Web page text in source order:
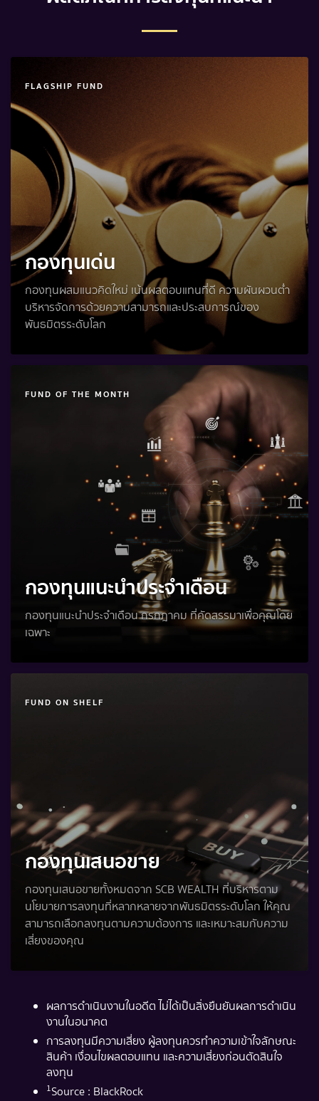
FLAGSHIP FUND
กองทุนเด่น
กองทุนผสมแนวคิดใหม่ เน้นผลตอบแทนที่ดี ความผันผวนต่ำ
บริหารจัดการด้วยความสามารถและประสบการณ์ของ
พันธมิตรระดับโลก
FUND OF THE MONTH
กองทุนแนะนำประจำเดือน
กองทุนแนะนำประจำเดือน กรกฎาคม ที่คัดสรรมาเพื่อคุณโดย
เฉพาะ
FUND ON SHELF
กองทุนเสนอขาย
กองทุนเสนอขายทั้งหมดจาก SCB WEALTH ที่บริหารตาม
นโยบายการลงทุนที่หลากหลายจากพันธมิตรระดับโลก ให้คุณ
สามารถเลือกลงทุนตามความต้องการ และเหมาะสมกับความ
เสี่ยงของคุณ
ผลการดำเนินงานในอดีต ไม่ได้เป็นสิ่งยืนยันผลการดำเนิน
งานในอนาคต
การลงทุนมีความเสี่ยง ผู้ลงทุนควรทำความเข้าใจลักษณะ
สินค้า เงื่อนไขผลตอบแทน และความเสี่ยงก่อนตัดสินใจ
ลงทุน
1Source : BlackRock